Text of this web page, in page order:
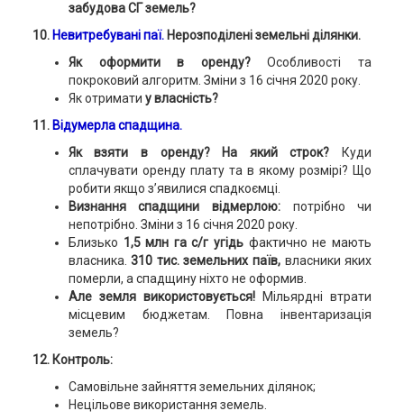
забудова СГ земель?
10. Невитребувані паї. Нерозподілені земельні ділянки.
Як оформити в оренду?Особливості та
покроковий алгоритм. Зміни з 16 січня 2020 року.
Як отримати у власність?
11. Відумерла спадщина.
Як взяти в оренду? На який строк? Куди
сплачувати оренду плату та в якому розмірі? Що
робити якщо з’явилися спадкоємці.
Визнання спадщини відмерлою: потрібно чи
непотрібно. Зміни з 16 січня 2020 року.
Близько 1,5 млн га с/г угідь фактично не мають
власника.310 тис. земельних паїв, власники яких
померли, а спадщину ніхто не оформив.
Але земля використовується!Мільярдні втрати
місцевим бюджетам. Повна інвентаризація
земель?
12. Контроль:
Самовільне зайняття земельних ділянок;
Нецільове використання земель.